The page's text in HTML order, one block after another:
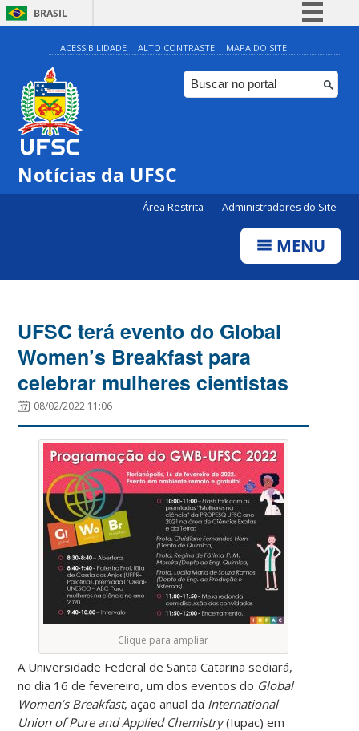
BRASIL
Simplifique!
Comunica BR
Participe
ACESSIBILIDADE ALTO CONTRASTE MAPA DO SITE
Notícias da UFSC
Área Restrita Administradores do Site
MENU
UFSC terá evento do Global
Women’s Breakfast para
celebrar mulheres cientistas
08/02/2022 11:06
Clique para ampliar
A Universidade Federal de Santa Catarina sediará,
no dia 16 de fevereiro, um dos eventos do Global
Women’s Breakfast, ação anual da International
Union of Pure and Applied Chemistry(Iupac) em